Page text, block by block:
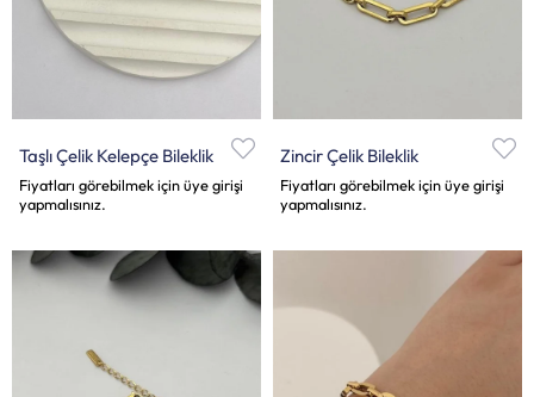
Taşlı Çelik Kelepçe Bileklik
Fiyatları görebilmek için üye girişi
yapmalısınız.
Zincir Çelik Bileklik
Fiyatları görebilmek için üye girişi
yapmalısınız.